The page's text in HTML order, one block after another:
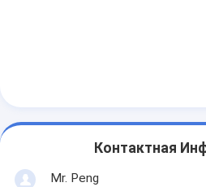
Контактная
Mr. Peng